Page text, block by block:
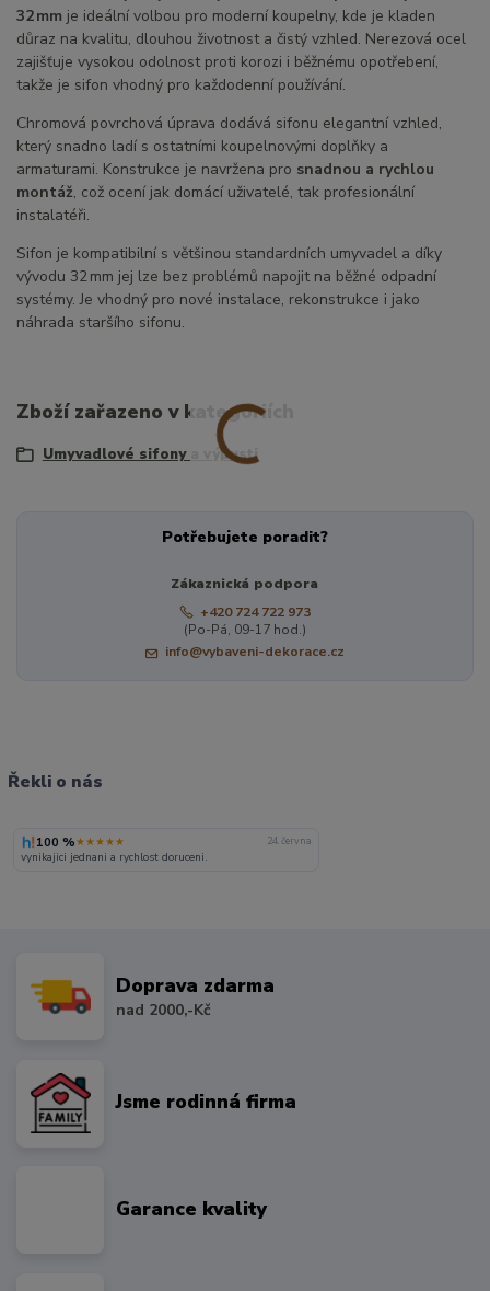
32 mm je ideální volbou pro moderní koupelny, kde je kladen
důraz na kvalitu, dlouhou životnost a čistý vzhled. Nerezová ocel
zajišťuje vysokou odolnost proti korozi i běžnému opotřebení,
takže je sifon vhodný pro každodenní používání.
Chromová povrchová úprava dodává sifonu elegantní vzhled,
který snadno ladí s ostatními koupelnovými doplňky a
armaturami. Konstrukce je navržena pro snadnou a rychlou
montáž, což ocení jak domácí uživatelé, tak profesionální
instalatéři.
Sifon je kompatibilní s většinou standardních umyvadel a díky
vývodu 32 mm jej lze bez problémů napojit na běžné odpadní
systémy. Je vhodný pro nové instalace, rekonstrukce i jako
náhrada staršího sifonu.
Zboží zařazeno v kategoriích
Umyvadlové sifony a výpusti
Potřebujete poradit?
Zákaznická podpora
+420 724 722 973
(Po-Pá, 09-17 hod.)
info@vybaveni-dekorace.cz
Řekli o nás
100 %★★★★★ 24. června
vynikajici jednani a rychlost doruceni.
Doprava zdarma
nad 2000,-Kč
Jsme rodinná firma
Garance kvality